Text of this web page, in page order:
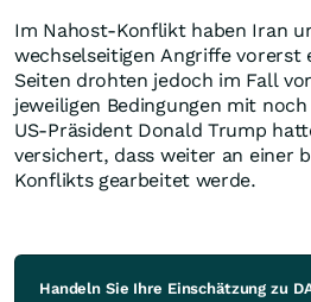
Im Nahost-Konflikt haben Iran
wechselseitigen Angriffe vorerst
Seiten drohten jedoch im Fall
jeweiligen Bedingungen mit
US-Präsident Donald Trump
versichert, dass weiter an einer
Konflikts gearbeitet werde.
Handeln Sie Ihre Einschätzung zu